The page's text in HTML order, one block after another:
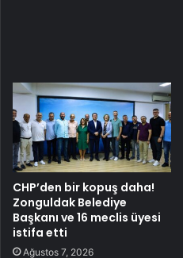
CHP’den bir kopuş daha!
Zonguldak Belediye
Başkanı ve 16 meclis üyesi
istifa etti
Ağustos 7, 2026